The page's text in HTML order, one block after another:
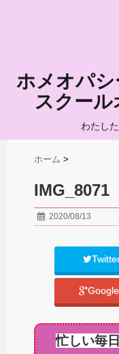
ホメオパ
スクール
わたし
ホーム >
IMG_8071
2020/08/13
忙しい毎